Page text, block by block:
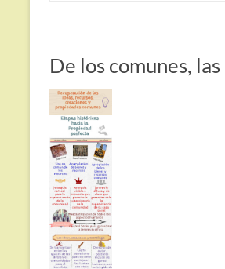
De los comunes,